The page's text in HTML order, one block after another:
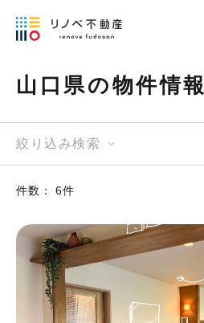
山口県の物件情報
絞り込み検索
件数： 6件